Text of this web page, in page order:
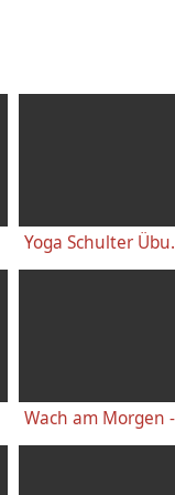
Yoga Schulter